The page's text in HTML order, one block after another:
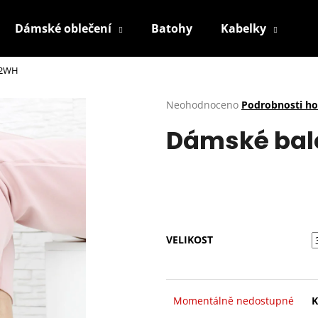
Dámské oblečení Batohy Kabelky
Průměrné
produktu
je
Neohodnoceno Podrobnosti
Dámské
VELIKOST
Momentálně nedostupné
Co potřebujete najít?
HLEDAT
BÍLÉ TENISKY KABPC19WH
2. JAKOST
BÉŽOVÉ